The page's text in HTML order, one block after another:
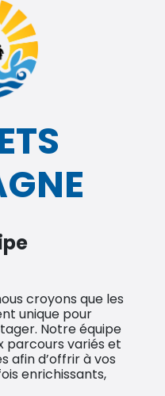
croyons que les
unique pour
Notre équipe
parcours variés et
afin d’offrir à vos
enrichissants,